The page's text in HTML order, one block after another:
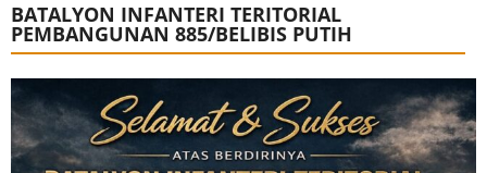
BATALYON INFANTERI TERITORIAL
PEMBANGUNAN 885/BELIBIS PUTIH